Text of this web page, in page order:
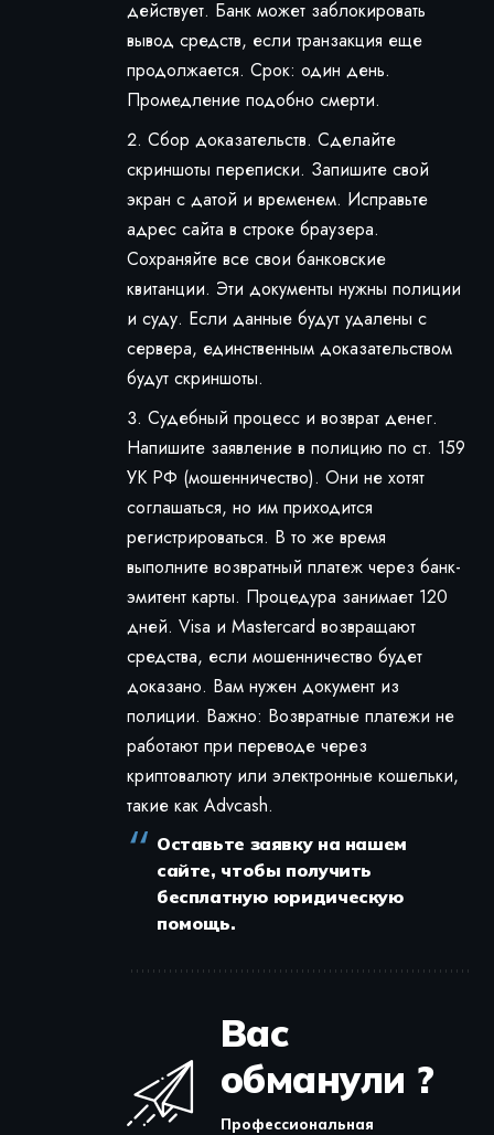
действует. Банк может заблокировать
вывод средств, если транзакция еще
продолжается. Срок: один день.
Промедление подобно смерти.
Сбор доказательств. Сделайте
скриншоты переписки. Запишите свой
экран с датой и временем. Исправьте
адрес сайта в строке браузера.
Сохраняйте все свои банковские
квитанции. Эти документы нужны полиции
и суду. Если данные будут удалены с
сервера, единственным доказательством
будут скриншоты.
Судебный процесс и возврат денег.
Напишите заявление в полицию по ст. 159
УК РФ (мошенничество). Они не хотят
соглашаться, но им приходится
регистрироваться. В то же время
выполните возвратный платеж через банк-
эмитент карты. Процедура занимает 120
дней. Visa и Mastercard возвращают
средства, если мошенничество будет
доказано. Вам нужен документ из
полиции. Важно: Возвратные платежи не
работают при переводе через
криптовалюту или электронные кошельки,
такие как Advcash.
Оставьте заявку на нашем
сайте, чтобы получить
бесплатную юридическую
помощь.
Вас
обманули ?
Профессиональная